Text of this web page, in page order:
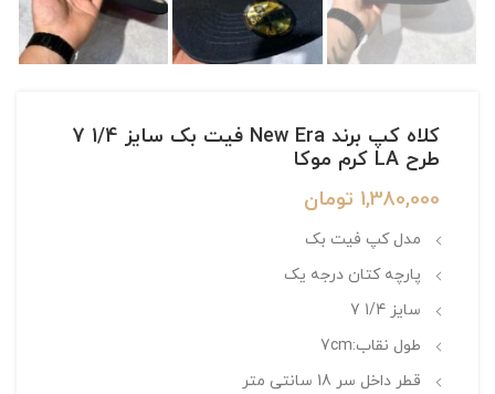
کلاه کپ برند New Era فیت بک سایز 1/4 7
طرح LA کرم موکا
1,380,000 تومان
مدل کپ فیت بک
پارچه کتان درجه یک
سایز 1/4 7
طول نقاب:7cm
قطر داخل سر 18 سانتی متر